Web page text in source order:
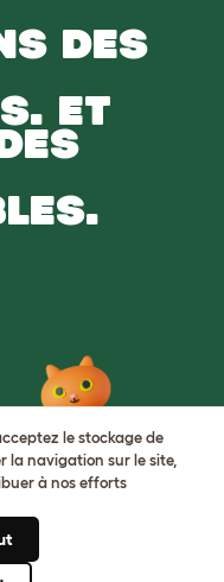
DES
ET
le stockage de
la navigation sur le site,
à nos efforts